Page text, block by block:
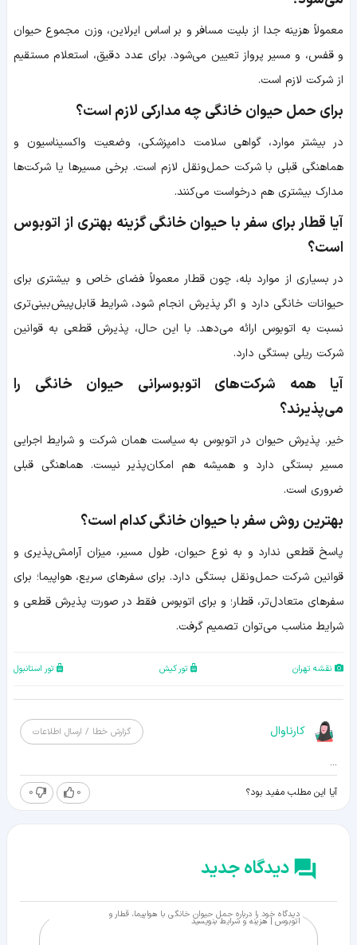
معمولاً هزینه جدا از بلیت مسافر و بر اساس ایرلاین، وزن مجموع حیوان
و قفس، و مسیر پرواز تعیین می‌شود. برای عدد دقیق، استعلام مستقیم
از شرکت لازم است.
برای حمل حیوان خانگی چه مدارکی لازم است؟
در بیشتر موارد، گواهی سلامت دامپزشکی، وضعیت واکسیناسیون و
هماهنگی قبلی با شرکت حمل‌ونقل لازم است. برخی مسیرها یا شرکت‌ها
مدارک بیشتری هم درخواست می‌کنند.
آیا قطار برای سفر با حیوان خانگی گزینه بهتری از اتوبوس
است؟
در بسیاری از موارد بله، چون قطار معمولاً فضای خاص و بیشتری برای
حیوانات خانگی دارد و اگر پذیرش انجام شود، شرایط قابل‌پیش‌بینی‌تری
نسبت به اتوبوس ارائه می‌دهد. با این حال، پذیرش قطعی به قوانین
شرکت ریلی بستگی دارد.
آیا همه شرکت‌های اتوبوسرانی حیوان خانگی را
می‌پذیرند؟
خیر. پذیرش حیوان در اتوبوس به سیاست همان شرکت و شرایط اجرایی
مسیر بستگی دارد و همیشه هم امکان‌پذیر نیست. هماهنگی قبلی
ضروری است.
بهترین روش سفر با حیوان خانگی کدام است؟
پاسخ قطعی ندارد و به نوع حیوان، طول مسیر، میزان آرامش‌پذیری و
قوانین شرکت حمل‌ونقل بستگی دارد. برای سفرهای سریع، هواپیما؛ برای
سفرهای متعادل‌تر، قطار؛ و برای اتوبوس فقط در صورت پذیرش قطعی و
شرایط مناسب می‌توان تصمیم گرفت.
نقشه تهران تور کیش تور استانبول
کارناوال گزارش خطا / ارسال اطلاعات
...
آیا این مطلب مفید بود؟ 0
0
دیدگاه جدید
دیدگاه خود را درباره حمل حیوان خانگی با هواپیما، قطار و
اتوبوس | هزینه و شرایط بنویسید